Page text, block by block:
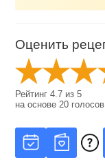
Оценить
Рейтинг4.7 из5
на основе20 голосов